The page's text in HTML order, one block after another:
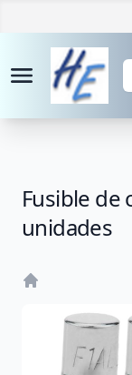
Fusible de
unidades